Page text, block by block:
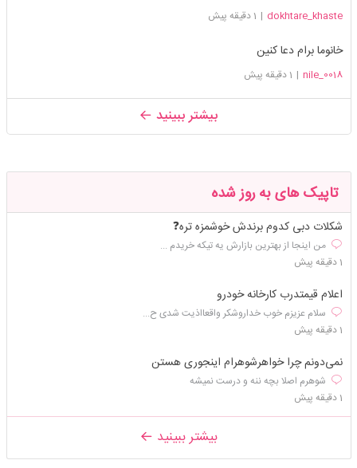
dokhtare_khaste
| 1 دقیقه پیش
خانوما برام دعا کنین
nile_0018
| 1 دقیقه پیش
بیشتر ببینید
تاپیک های به روز شده
شکلات دبی کدوم برندش خوشمزه تره❓
من اینجا از بهترین بازارش یه تیکه خریدم ...
1 دقیقه پیش
اعلام قیمتدرب کارخانه خودرو
سلام عزیزم خوب خداروشکر واقعااذیت شدی ح...
1 دقیقه پیش
نمی‌دونم چرا خواهرشوهرام اینجوری هستن
شوهرم اصلا بچه ننه و درست نمیشه
1 دقیقه پیش
بیشتر ببینید